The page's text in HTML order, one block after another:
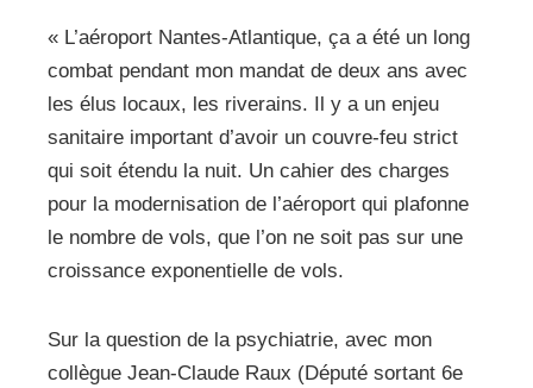
« L’aéroport Nantes-Atlantique, ça a été un long
combat pendant mon mandat de deux ans avec
les élus locaux, les riverains. Il y a un enjeu
sanitaire important d’avoir un couvre-feu strict
qui soit étendu la nuit. Un cahier des charges
pour la modernisation de l’aéroport qui plafonne
le nombre de vols, que l’on ne soit pas sur une
croissance exponentielle de vols.
Sur la question de la psychiatrie, avec mon
collègue Jean-Claude Raux (Député sortant 6e